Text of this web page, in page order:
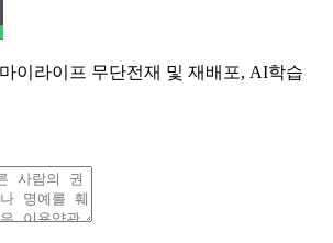
이라이프 무단전재 및 재배포, AI학습